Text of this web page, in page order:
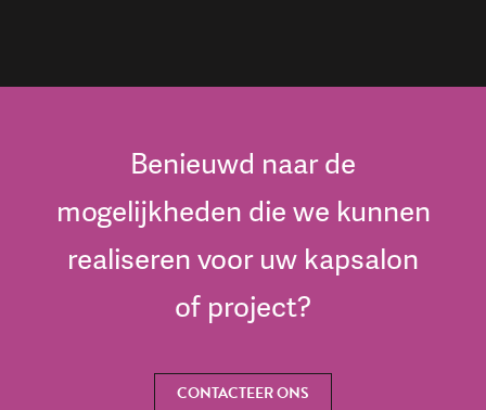
Benieuwd naar de
mogelijkheden die we kunnen
realiseren voor uw kapsalon
of project?
CONTACTEER ONS